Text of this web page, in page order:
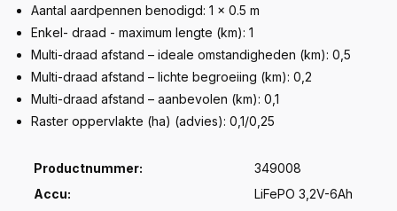
Aantal aardpennen benodigd: 1 x 0.5 m
Enkel- draad - maximum lengte (km): 1
Multi-draad afstand – ideale omstandigheden (km): 0,5
Multi-draad afstand – lichte begroeiing (km): 0,2
Multi-draad afstand – aanbevolen (km): 0,1
Raster oppervlakte (ha) (advies): 0,1/0,25
Productnummer:
349008
Accu:
LiFePO 3,2V-6Ah